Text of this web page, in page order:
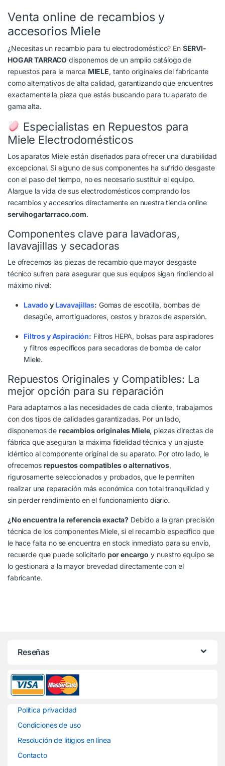
Venta online de recambios y
accesorios Miele
¿Necesitas un recambio para tu electrodoméstico? En SERVI-
HOGAR TARRACO disponemos de un amplio catálogo de
repuestos para la marca MIELE, tanto originales del fabricante
como alternativos de alta calidad, garantizando que encuentres
exactamente la pieza que estás buscando para tu aparato de
gama alta.
Especialistas en Repuestos para
Miele Electrodomésticos
Los aparatos Miele están diseñados para ofrecer una durabilidad
excepcional. Si alguno de sus componentes ha sufrido desgaste
con el paso del tiempo, no es necesario sustituir el equipo.
Alargue la vida de sus electrodomésticos comprando los
recambios y accesorios directamente en nuestra tienda online
servihogartarraco.com.
Componentes clave para lavadoras,
lavavajillas y secadoras
Le ofrecemos las piezas de recambio que mayor desgaste
técnico sufren para asegurar que sus equipos sigan rindiendo al
máximo nivel:
Lavado y Lavavajillas: Gomas de escotilla, bombas de
desagüe, amortiguadores, cestos y brazos de aspersión.
Filtros y Aspiración: Filtros HEPA, bolsas para aspiradores
y filtros específicos para secadoras de bomba de calor
Miele.
Repuestos Originales y Compatibles: La
mejor opción para su reparación
Para adaptarnos a las necesidades de cada cliente, trabajamos
con dos tipos de calidades garantizadas. Por un lado,
disponemos derecambios originales Miele, piezas directas de
fábrica que aseguran la máxima fidelidad técnica y un ajuste
idéntico al componente original de su aparato. Por otro lado, le
ofrecemos repuestos compatibles o alternativos,
rigurosamente seleccionados y probados, que le permiten
realizar una reparación más económica con total tranquilidad y
sin perder rendimiento en el funcionamiento diario.
¿No encuentra la referencia exacta? Debido a la gran precisión
técnica de los componentes Miele, si el recambio específico que
le hace falta no se encuentra en stock inmediato para su envío,
recuerde que puede solicitarlo por encargo y nuestro equipo se
lo gestionará a la mayor brevedad directamente con el
fabricante.
Reseñas
Política privacidad
Condiciones de uso
Resolución de litigios en línea
Contacto